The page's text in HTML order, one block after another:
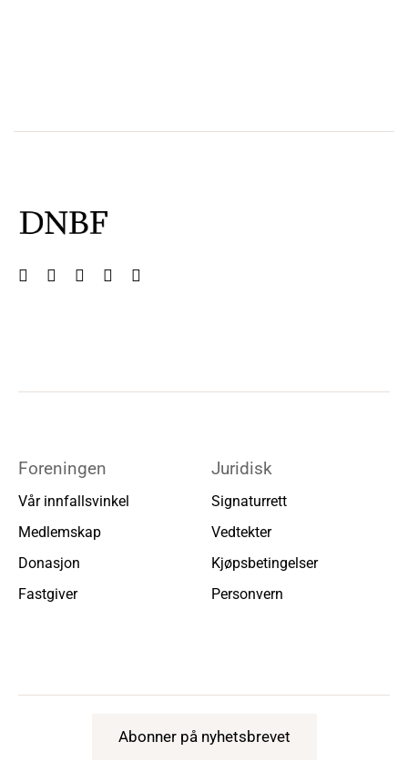
Foreningen
Vår innfallsvinkel
Medlemskap
Donasjon
Fastgiver
Juridisk
Signaturrett
Vedtekter
Kjøpsbetingelser
Personvern
Abonner på nyhetsbrevet